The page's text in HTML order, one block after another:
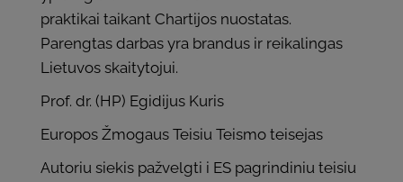
praktikai taikant Chartijos nuostatas.
Parengtas darbas yra brandus ir reikalingas
Lietuvos skaitytojui.
Prof. dr. (HP) Egidijus Kuris
Europos Žmogaus Teisiu Teismo teisejas
Autoriu siekis pažvelgti i ES pagrindiniu teisiu